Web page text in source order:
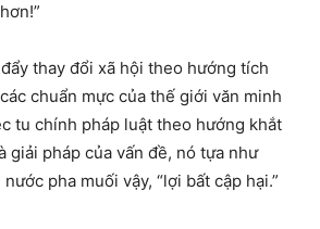
thay đổi xã hội theo hướng tích
chuẩn mực của thế giới văn minh
tu chính pháp luật theo hướng khắt
giải pháp của vấn đề, nó tựa như
pha muối vậy, “lợi bất cập hại.”